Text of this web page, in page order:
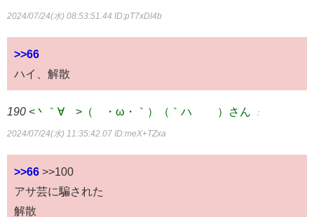
2024/07/24(水) 08:53:51.44 ID:pT7xDI4b
>>66
ハイ、解散
190 <丶｀∀´>（´・ω・｀）（｀ハ´ ）さん ：
2024/07/24(水) 11:35:42.07 ID:meX+TZxa
>>66 >>100
アサ芸に騙された
解散